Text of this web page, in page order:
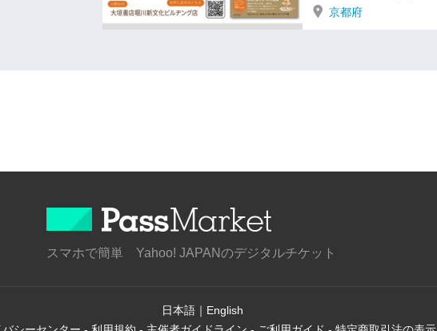
京都府
スマホで簡単 Yahoo! JAPANのデジタルチケット
日本語 ｜ English